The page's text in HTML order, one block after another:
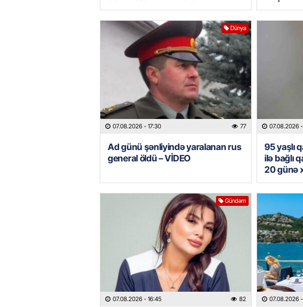
Dünya
07.08.2026 - 17:30 77
Ad günü şənliyində yaralanan rus
general öldü – VİDEO
07.08.2026
95 yaşlı
ilə bağlı
20 günə
Gündəm
07.08.2026 - 16:45 82 07.08.2026